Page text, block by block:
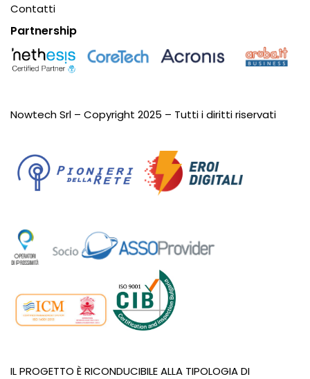
Contatti
Partnership
Nowtech Srl – Copyright 2025 – Tutti i diritti riservati
IL PROGETTO È RICONDUCIBILE ALLA TIPOLOGIA DI